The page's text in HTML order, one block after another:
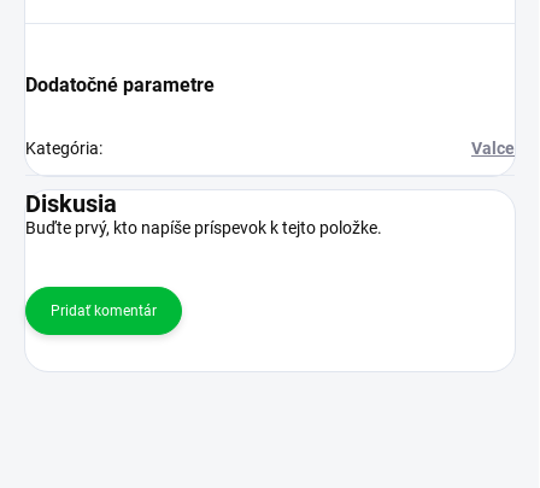
Dodatočné parametre
Kategória: Valce
Diskusia
Buďte prvý, kto napíše príspevok k tejto položke.
Pridať komentár